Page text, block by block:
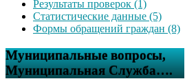
Результаты проверок (1)
Статистические данные (5)
Формы обращений граждан (8)
Муниципальные вопросы,
Муниципальная Служба….